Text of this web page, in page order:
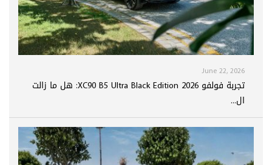
June 22, 2026
تجربة فولفو XC90 B5 Ultra Black Edition 2026: هل ما زالت
ال...